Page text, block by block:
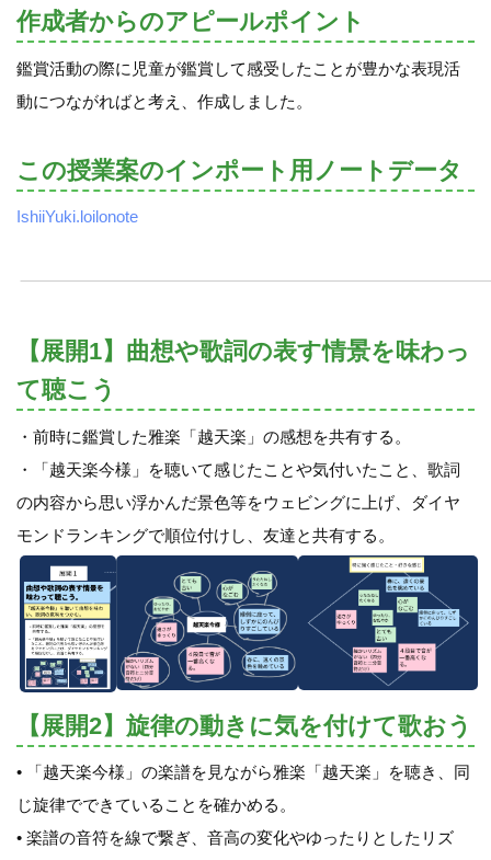
作成者からのアピールポイント
鑑賞活動の際に児童が鑑賞して感受したことが豊かな表現活
動につながればと考え、作成しました。
この授業案のインポート用ノートデータ
IshiiYuki.loilonote
【展開1】曲想や歌詞の表す情景を味わっ
て聴こう
・前時に鑑賞した雅楽「越天楽」の感想を共有する。
・「越天楽今様」を聴いて感じたことや気付いたこと、歌詞
の内容から思い浮かんだ景色等をウェビングに上げ、ダイヤ
モンドランキングで順位付けし、友達と共有する。
【展開2】旋律の動きに気を付けて歌おう
• 「越天楽今様」の楽譜を見ながら雅楽「越天楽」を聴き、同
じ旋律でできていることを確かめる。
• 楽譜の音符を線で繋ぎ、音高の変化やゆったりとしたリズ